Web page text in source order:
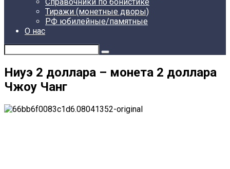
Тиражи (монетные дворы)
РФ юбилейные/памятные
О нас
Ниуэ 2 доллара – монета 2 доллара
Чжоу Чанг